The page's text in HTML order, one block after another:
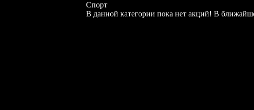
Спорт
В данной категории пока нет акций! В